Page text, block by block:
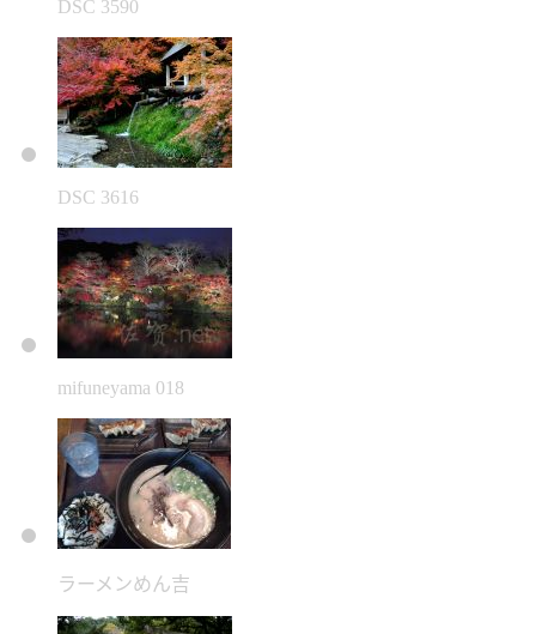
DSC 3590
DSC 3616
mifuneyama 018
ラーメンめん吉